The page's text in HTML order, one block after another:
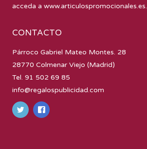
acceda a www.articulospromocionales.es.
CONTACTO
Párroco Gabriel Mateo Montes. 28
28770 Colmenar Viejo (Madrid)
Tel. 91 502 69 85
info@regalospublicidad.com